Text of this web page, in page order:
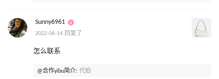
Sunny6961
2022-06-14 回复了
怎么联系
@合作yibu简介: 代拍